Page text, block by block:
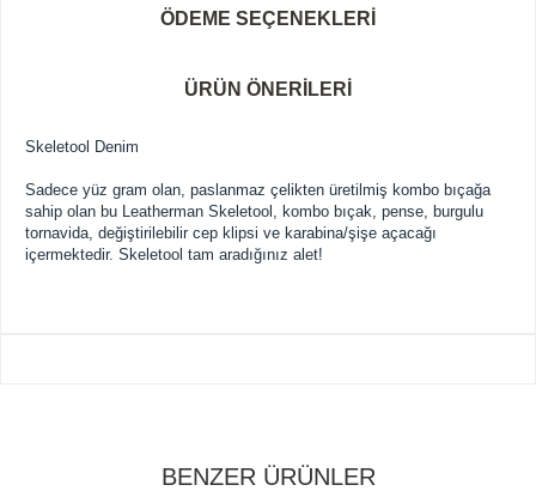
ÖDEME SEÇENEKLERI
ÜRÜN ÖNERILERI
Skeletool Denim
Sadece yüz gram olan, paslanmaz çelikten üretilmiş kombo bıçağa
sahip olan bu Leatherman Skeletool, kombo bıçak, pense, burgulu
tornavida, değiştirilebilir cep klipsi ve karabina/şişe açacağı
içermektedir. Skeletool tam aradığınız alet!
BENZER ÜRÜNLER